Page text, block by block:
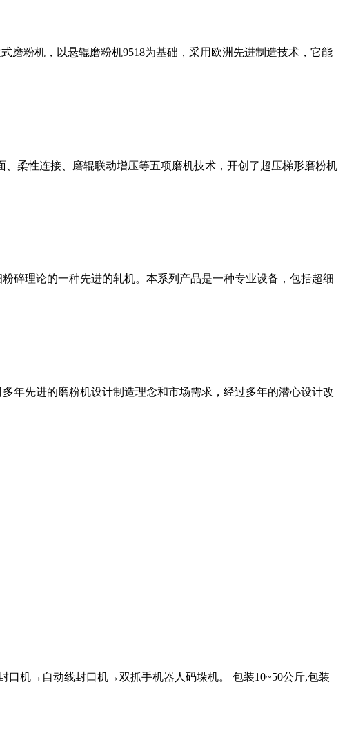
粉机，以悬辊磨粉机9518为基础，采用欧洲先进制造技术，它能
柔性连接、磨辊联动增压等五项磨机技术，开创了超压梯形磨粉机
碎理论的一种先进的轧机。本系列产品是一种专业设备，包括超细
年先进的磨粉机设计制造理念和市场需求，经过多年的潜心设计改
机→自动线封口机→双抓手机器人码垛机。 包装10~50公斤,包装